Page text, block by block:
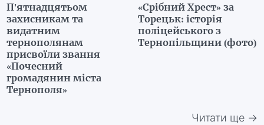
П'ятнадцятьом
захисникам та
видатним
тернополянам
присвоїли звання
«Почесний
громадянин міста
Тернополя»
«Срібний Хрест» за
Торецьк: історія
поліцейського з
Тернопільщини (фото)
Читати ще →